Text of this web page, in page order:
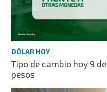
DÓLAR HOY
Tipo de cambio hoy 9
pesos